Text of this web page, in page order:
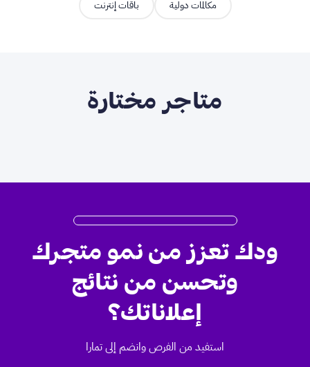
مكالمات دولية
باقات إنترنت
متاجر مختارة
ودك تعزز من نمو متجرك
وتحسن من نتائج
إعلاناتك؟
استفيد من الفرص وانضم إلى تمارا